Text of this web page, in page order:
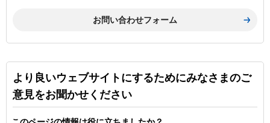
より良いウェブサイトにするためにみなさまのご
意見をお聞かせください